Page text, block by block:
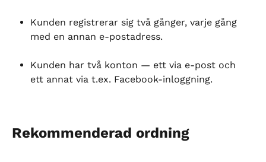
Kunden registrerar sig två gånger, varje gång
med en annan e-postadress.
Kunden har två konton — ett via e-post och
ett annat via t.ex. Facebook-inloggning.
Rekommenderad ordning